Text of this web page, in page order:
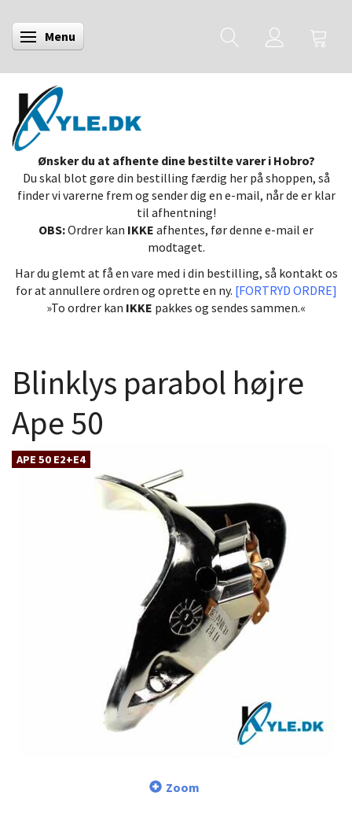
Skifte navigation
Menu
Ønsker du at afhente dine bestilte varer i Hobro?
Du skal blot gøre din bestilling færdig her på shoppen, så
finder vi varerne frem og sender dig en e-mail, når de er klar
til afhentning!
OBS:Ordrer kan IKKE afhentes, før denne e-mail er
modtaget.
Har du glemt at få en vare med i din bestilling, så kontakt os
for at annullere ordren og oprette en ny. [FORTRYD ORDRE]
»To ordrer kan IKKE pakkes og sendes sammen.«
Blinklys parabol højre
Ape 50
APE 50 E2+E4
Zoom